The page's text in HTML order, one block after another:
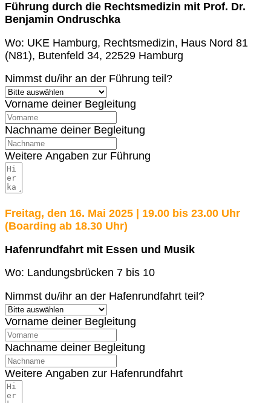
Führung durch die Rechtsmedizin mit Prof. Dr.
Benjamin Ondruschka
Wo: UKE Hamburg, Rechtsmedizin, Haus Nord 81
(N81), Butenfeld 34, 22529 Hamburg
Nimmst du/ihr an der Führung teil?
Vorname deiner Begleitung
Nachname deiner Begleitung
Weitere Angaben zur Führung
Freitag, den 16. Mai 2025 | 19.00 bis 23.00 Uhr
(Boarding ab 18.30 Uhr)
Hafenrundfahrt mit Essen und Musik
Wo: Landungsbrücken 7 bis 10
Nimmst du/ihr an der Hafenrundfahrt teil?
Vorname deiner Begleitung
Nachname deiner Begleitung
Weitere Angaben zur Hafenrundfahrt